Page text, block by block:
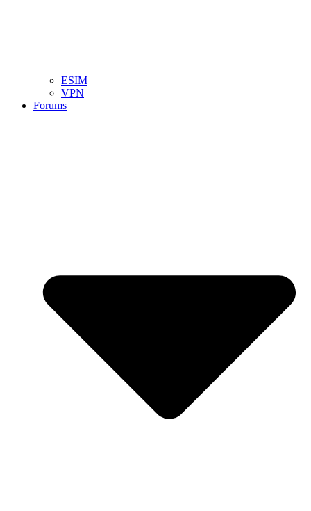
ESIM
VPN
Forums